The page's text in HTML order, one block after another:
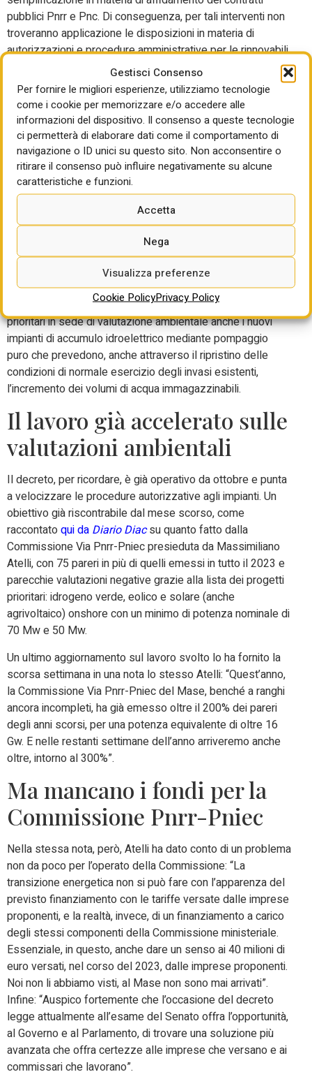
Gestisci Consenso
Per fornire le migliori esperienze, utilizziamo tecnologie
come i cookie per memorizzare e/o accedere alle
informazioni del dispositivo. Il consenso a queste tecnologie
ci permetterà di elaborare dati come il comportamento di
navigazione o ID unici su questo sito. Non acconsentire o
ritirare il consenso può influire negativamente su alcune
caratteristiche e funzioni.
Accetta
Nega
Visualizza preferenze
Cookie PolicyPrivacy Policy
pubblici Pnrr e Pnc. Di conseguenza, per tali interventi non
troveranno applicazione le disposizioni in materia di
autorizzazioni e procedure amministrative per le rinnovabili.
Un’altra proposta stoppata giovedì scorso, invece, è quella
di Forza Italia sulla possibilità di stipulare accordi ad hoc
per l’incenerimento e stoccaggio dei rifiuti radioattivi
all’estero. La proposta chiedeva, per “garantire il
trattamento dei rifiuti radioattivi secondo criteri di sicurezza
ed economicità”, che il ministro dell’Ambiente e della
sicurezza energetica, Sogin e i soggetti gestori dei singoli
depositi di rifiuti radioattivi, sentito l’Isin, potessero
stipulare un Accordo di acquisto di capacità produttiva (AA-
CP) con impianti di trattamento termico di rifiuti radioattivi
situati all’estero, “per il trattamento dei rifiuti giacenti e di
futura produzione, sia istituzionali che derivanti da attività
Salva, invece, la proposta di Fi che inserisce tra i progetti
prioritari in sede di valutazione ambientale anche i nuovi
impianti di accumulo idroelettrico mediante pompaggio
puro che prevedono, anche attraverso il ripristino delle
condizioni di normale esercizio degli invasi esistenti,
l’incremento dei volumi di acqua immagazzinabili.
Il lavoro già accelerato sulle
valutazioni ambientali
Il decreto, per ricordare, è già operativo da ottobre e punta
a velocizzare le procedure autorizzative agli impianti. Un
obiettivo già riscontrabile dal mese scorso, come
raccontatoqui da Diario Diacsu quanto fatto dalla
Commissione Via Pnrr-Pniec presieduta da Massimiliano
Atelli, con 75 pareri in più di quelli emessi in tutto il 2023 e
parecchie valutazioni negative grazie alla lista dei progetti
prioritari: idrogeno verde, eolico e solare (anche
agrivoltaico) onshore con un minimo di potenza nominale di
70 Mw e 50 Mw.
Un ultimo aggiornamento sul lavoro svolto lo ha fornito la
scorsa settimana in una nota lo stesso Atelli: “Quest’anno,
la Commissione Via Pnrr-Pniec del Mase, benché a ranghi
ancora incompleti, ha già emesso oltre il 200% dei pareri
degli anni scorsi, per una potenza equivalente di oltre 16
Gw. E nelle restanti settimane dell’anno arriveremo anche
oltre, intorno al 300%”.
Ma mancano i fondi per la
Commissione Pnrr-Pniec
Nella stessa nota, però, Atelli ha dato conto di un problema
non da poco per l’operato della Commissione: “La
transizione energetica non si può fare con l’apparenza del
previsto finanziamento con le tariffe versate dalle imprese
proponenti, e la realtà, invece, di un finanziamento a carico
degli stessi componenti della Commissione ministeriale.
Essenziale, in questo, anche dare un senso ai 40 milioni di
euro versati, nel corso del 2023, dalle imprese proponenti.
Noi non li abbiamo visti, al Mase non sono mai arrivati”.
Infine: “Auspico fortemente che l’occasione del decreto
legge attualmente all’esame del Senato offra l’opportunità,
al Governo e al Parlamento, di trovare una soluzione più
avanzata che offra certezze alle imprese che versano e ai
commissari che lavorano”.